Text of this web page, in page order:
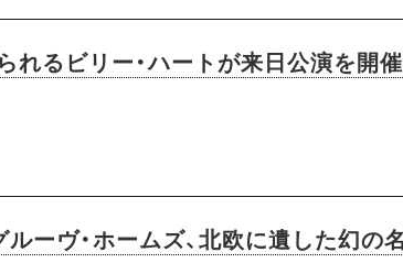
れるビリー・ハートが来日公演を開催
ーヴ・ホームズ、北欧に遺した幻